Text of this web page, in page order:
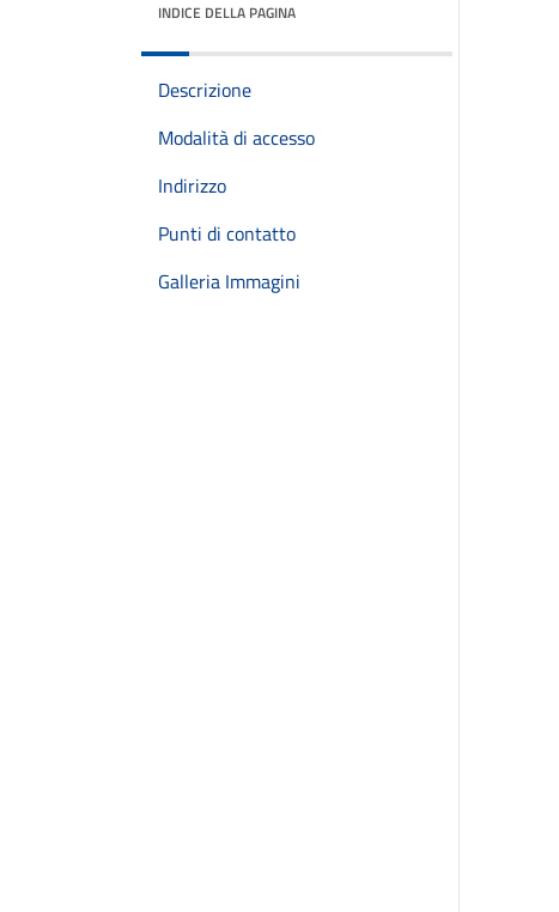
INDICE DELLA PAGINA
Descrizione
Modalità di accesso
Indirizzo
Punti di contatto
Galleria Immagini